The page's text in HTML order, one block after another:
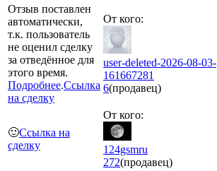
Отзыв поставлен
автоматически,
т.к. пользователь
не оценил сделку
за отведённое для
этого время.
Подробнее.Ссылка
на сделку
От кого:
user-deleted-2026-08-03-
161667281
6(продавец)
🙂Ссылка на
сделку
От кого:
124gsmru
272(продавец)